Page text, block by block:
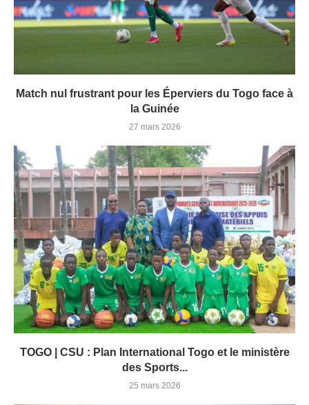
Match nul frustrant pour les Éperviers du Togo face à
la Guinée
27 mars 2026
TOGO | CSU : Plan International Togo et le ministère
des Sports...
25 mars 2026